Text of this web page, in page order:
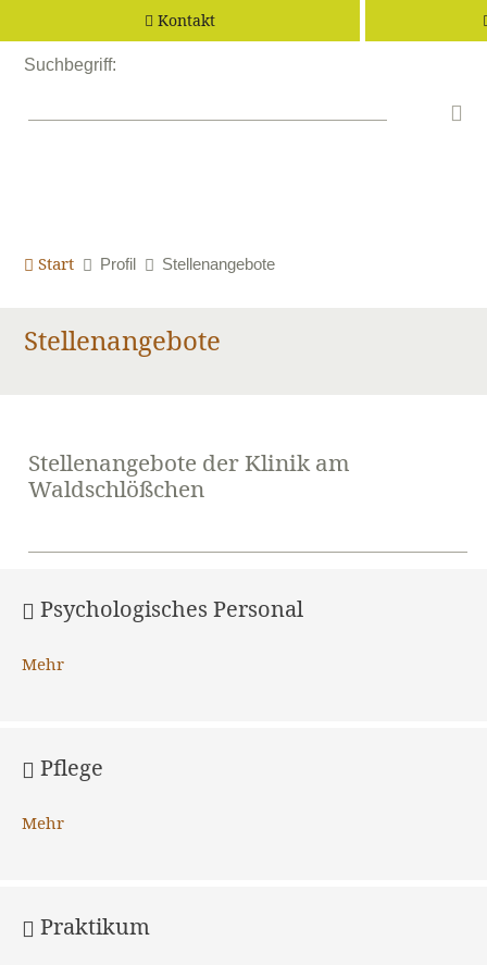
Zur Hauptnavigation
Suchbegriff:
Kontakt
Start Profil Stellenangebote
Stellenangebote
Stellenangebote der Klinik am
Waldschlößchen
Psychologisches Personal
Mehr
Pflege
Mehr
Praktikum